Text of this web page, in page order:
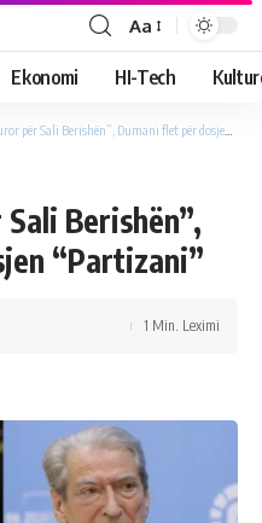
Aa
Ekonomi HI-Tech
për Sali Berishën”, Dumani flet për dosjen “Partizani”
Berishën”,
“Partizani”
1 Min. Leximi